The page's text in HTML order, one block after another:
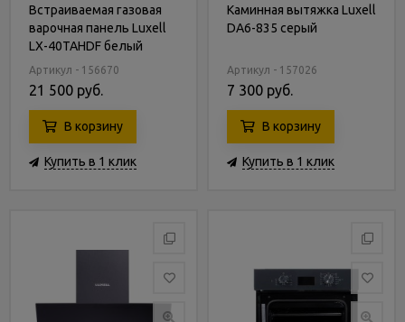
Встраиваемая газовая
варочная панель Luxell
LX-40TAHDF белый
Артикул - 156670
21 500 руб.
В корзину
Купить в 1 клик
Каминная вытяжка Luxell
DA6-835 серый
Артикул - 157026
7 300 руб.
В корзину
Купить в 1 клик